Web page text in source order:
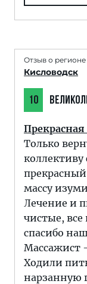
Отзыв о регионе
Кисловодск
10
Прекрасная
Только
коллективу
массу
Лечение и
чистые, все
спасибо
Массажист -
Ходили
нарзанную